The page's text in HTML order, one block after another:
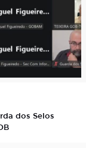
dos Selos